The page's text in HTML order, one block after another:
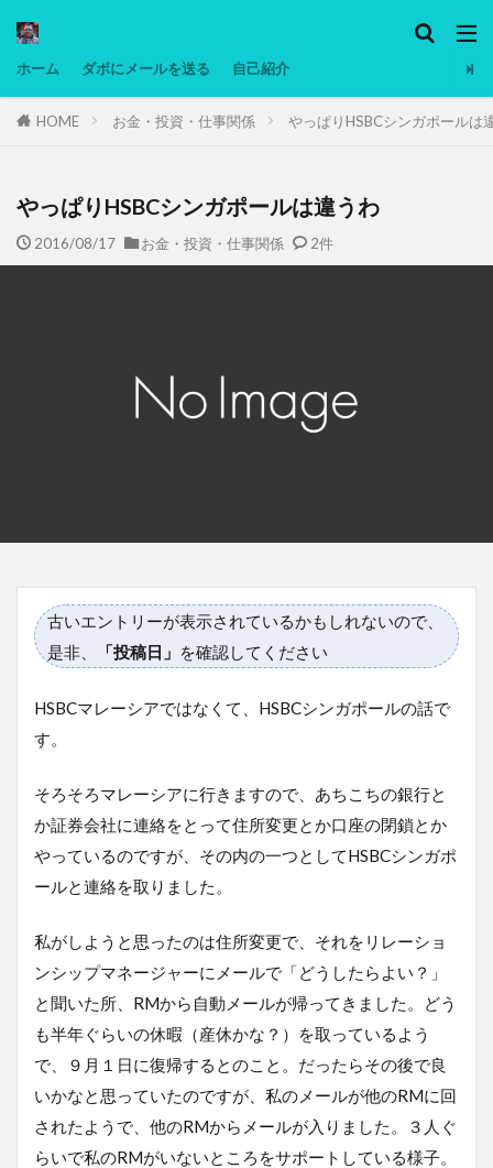
ホーム ダボにメールを送る 自己紹介
HOME お金・投資・仕事関係 やっぱりHSBCシンガポールは
やっぱりHSBCシンガポールは違うわ
2016/08/17 お金・投資・仕事関係 2件
古いエントリーが表示されているかもしれないので、
是非、
「投稿日」 を確認してください
HSBCマレーシアではなくて、HSBCシンガポールの話で
す。
そろそろマレーシアに行きますので、あちこちの銀行と
か証券会社に連絡をとって住所変更とか口座の閉鎖とか
やっているのですが、その内の一つとしてHSBCシンガポ
ールと連絡を取りました。
私がしようと思ったのは住所変更で、それをリレーショ
ンシップマネージャーにメールで「どうしたらよい？」
と聞いた所、RMから自動メールが帰ってきました。どう
も半年ぐらいの休暇（産休かな？）を取っているよう
で、９月１日に復帰するとのこと。だったらその後で良
いかなと思っていたのですが、私のメールが他のRMに回
されたようで、他のRMからメールが入りました。３人ぐ
らいで私のRMがいないところをサポートしている様子。
タグ
マレーシア動画
ヨーグルト
備忘録
動画 日本人村社会 脱水シート